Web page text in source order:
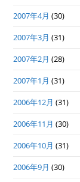
2007年4月 (30)
2007年3月 (31)
2007年2月 (28)
2007年1月 (31)
2006年12月 (31)
2006年11月 (30)
2006年10月 (31)
2006年9月 (30)